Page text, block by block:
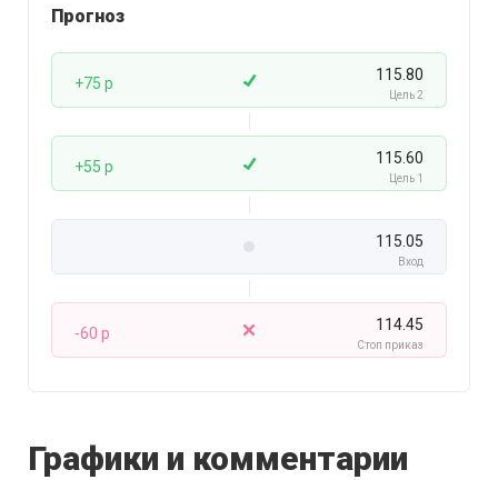
Прогноз
+75 p 115.80
Цель 2
+55 p 115.60
Цель 1
115.05
Вход
-60 p 114.45
Стоп приказ
Графики и комментарии